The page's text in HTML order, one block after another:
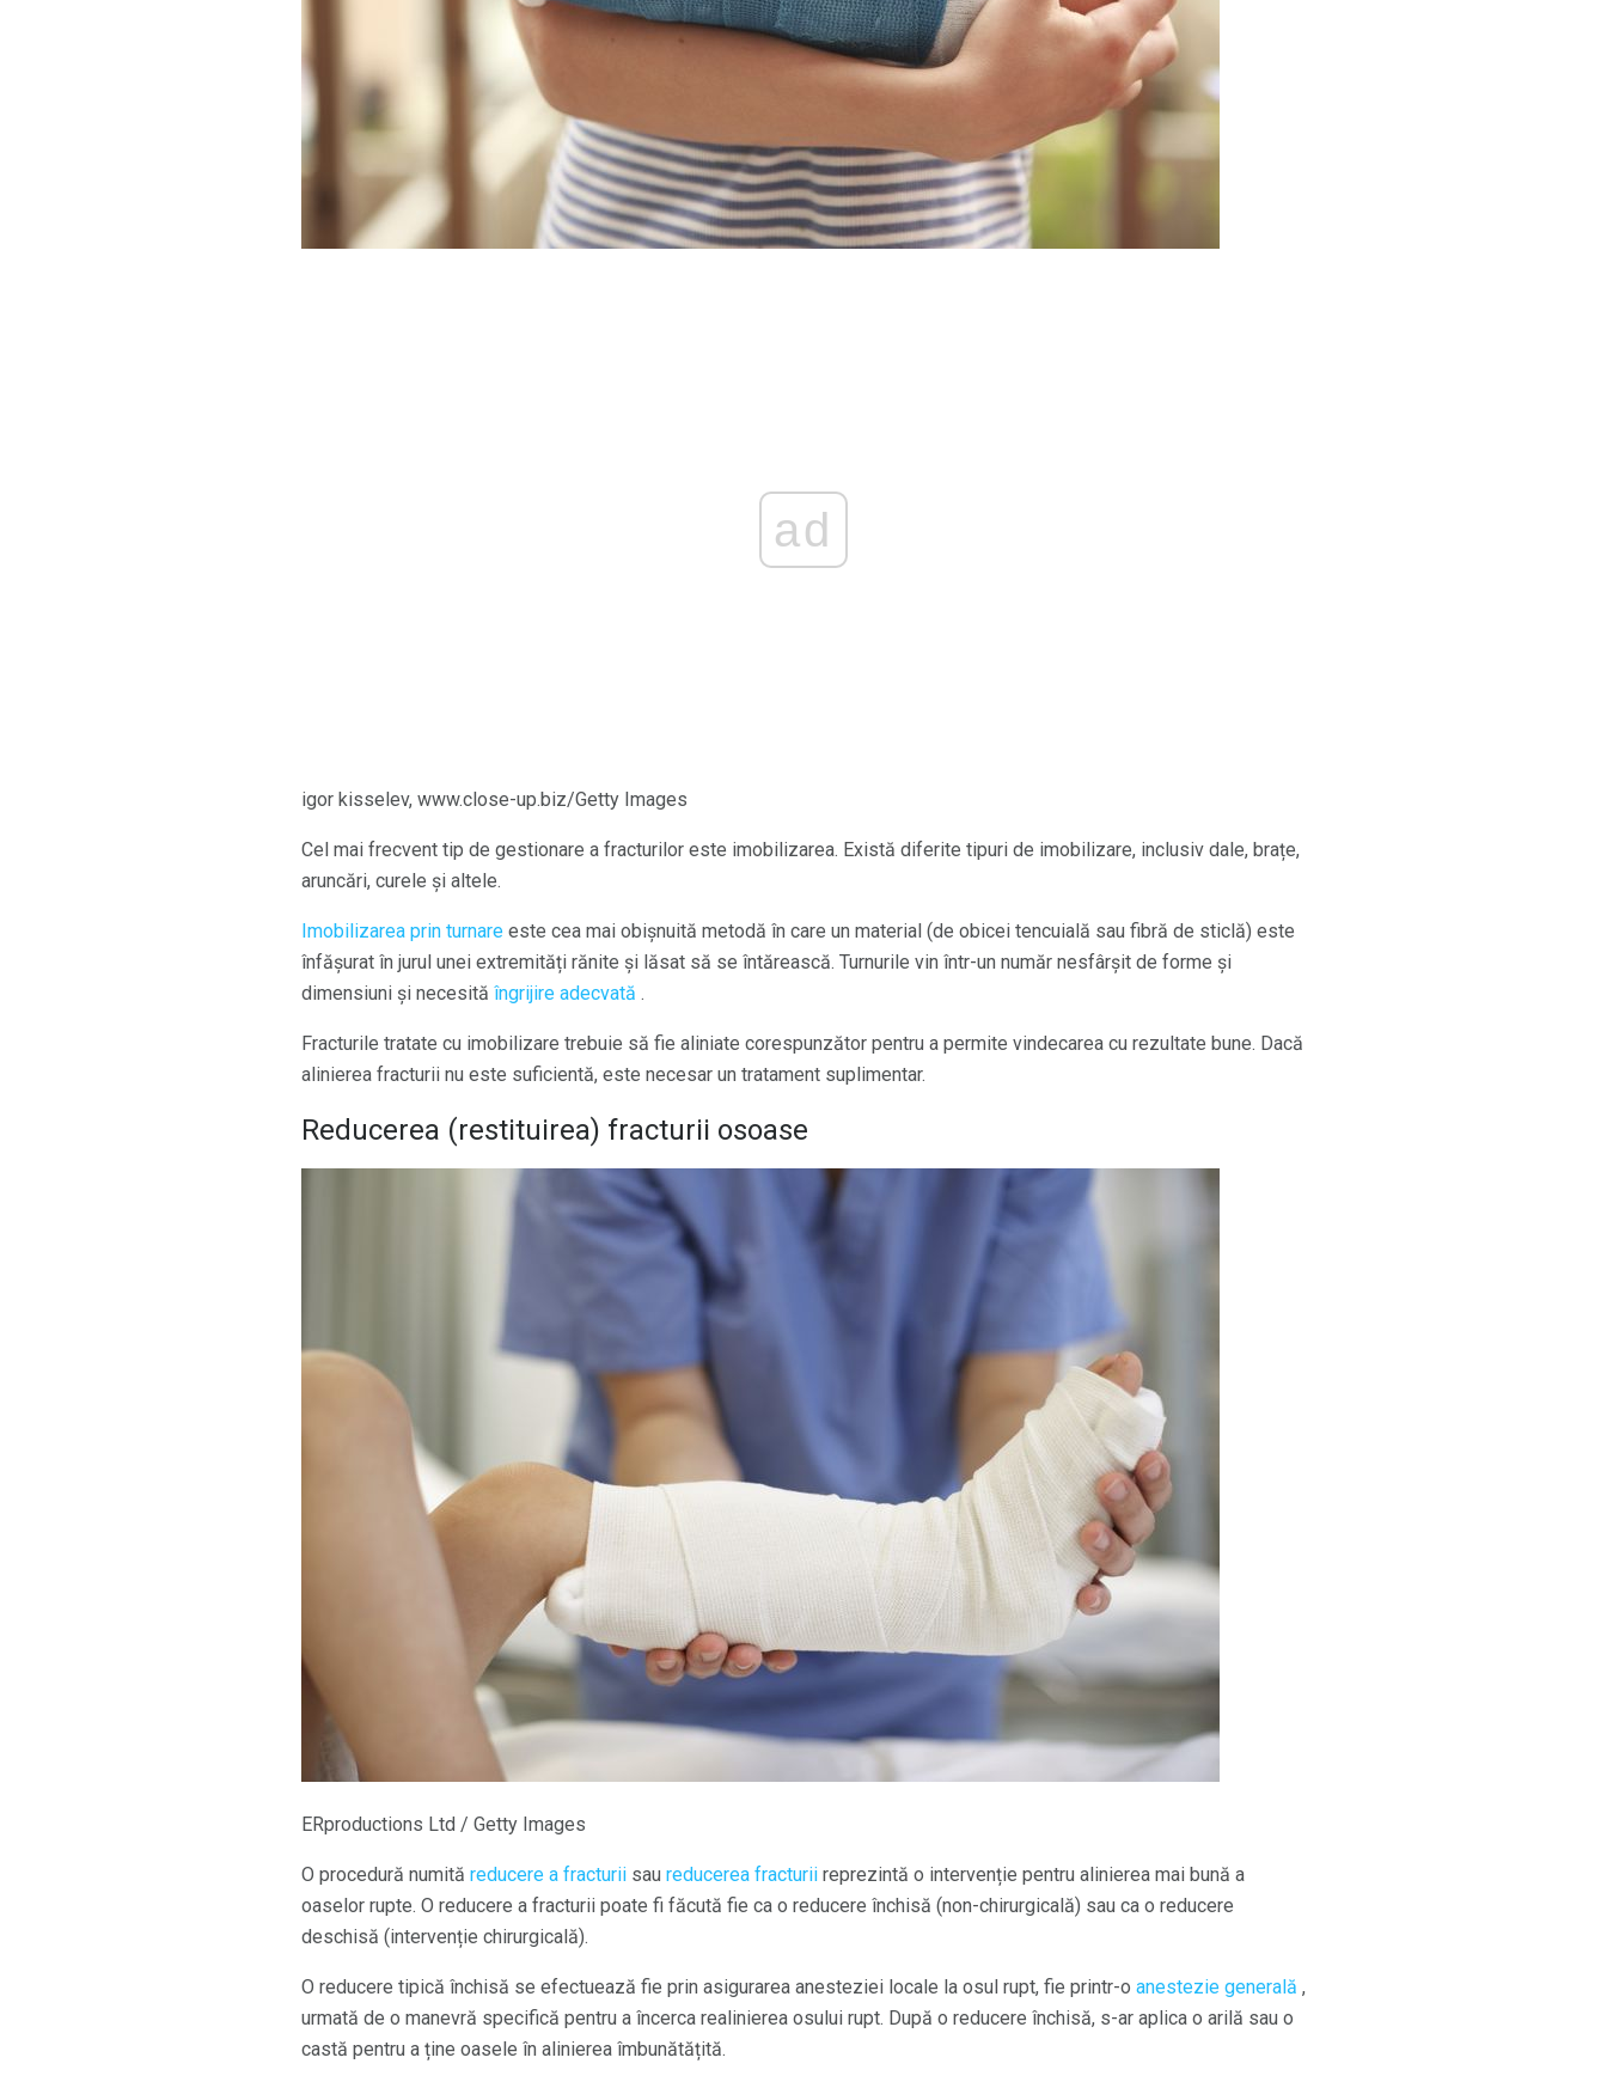
ad
igor kisselev, www.close-up.biz/Getty Images
Cel mai frecvent tip de gestionare a fracturilor este imobilizarea. Există diferite tipuri de imobilizare, inclusiv dale, brațe,
aruncări, curele și altele.
Imobilizarea prin turnare este cea mai obișnuită metodă în care un material (de obicei tencuială sau fibră de sticlă) este
înfășurat în jurul unei extremități rănite și lăsat să se întărească. Turnurile vin într-un număr nesfârșit de forme și
dimensiuni și necesită îngrijire adecvată .
Fracturile tratate cu imobilizare trebuie să fie aliniate corespunzător pentru a permite vindecarea cu rezultate bune. Dacă
alinierea fracturii nu este suficientă, este necesar un tratament suplimentar.
Reducerea (restituirea) fracturii osoase
ERproductions Ltd / Getty Images
O procedură numită reducere a fracturii sau reducerea fracturii reprezintă o intervenție pentru alinierea mai bună a
oaselor rupte. O reducere a fracturii poate fi făcută fie ca o reducere închisă (non-chirurgicală) sau ca o reducere
deschisă (intervenție chirurgicală).
O reducere tipică închisă se efectuează fie prin asigurarea anesteziei locale la osul rupt, fie printr-o anestezie generală ,
urmată de o manevră specifică pentru a încerca realinierea osului rupt. După o reducere închisă, s-ar aplica o arilă sau o
castă pentru a ține oasele în alinierea îmbunătățită.